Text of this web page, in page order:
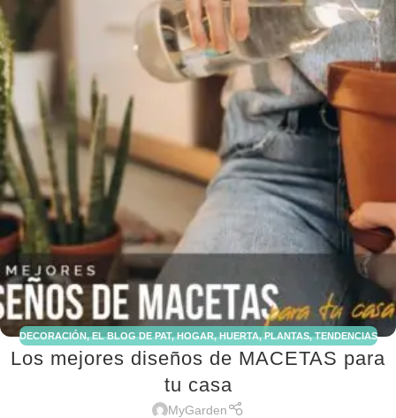
DECORACIÓN,EL BLOG DE PAT,HOGAR,HUERTA,PLANTAS,TENDENCIAS
Los mejores diseños de MACETAS para
tu casa
MyGarden